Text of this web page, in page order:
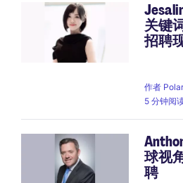
关键
招聘
作者
5 分钟阅
球视
聘